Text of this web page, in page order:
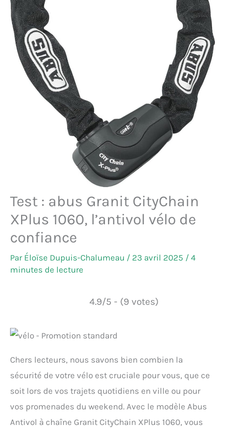
Test : abus Granit CityChain
XPlus 1060, l’antivol vélo de
confiance
Par Éloïse Dupuis-Chalumeau / 23 avril 2025 / 4
minutes de lecture
4.9/5 - (9 votes)
Chers lecteurs, nous savons bien combien la
sécurité de votre vélo est cruciale pour vous, que ce
soit lors de vos trajets quotidiens en ville ou pour
vos promenades du weekend. Avec le modèle Abus
Antivol à chaîne Granit CityChain XPlus 1060, vous